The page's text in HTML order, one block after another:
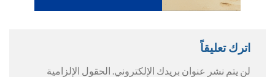
اترك تعليقاً
لن يتم نشر عنوان بريدك الإلكتروني. الحقول الإلزامية